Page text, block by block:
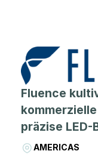
Fluence
präzise
AMERICAS